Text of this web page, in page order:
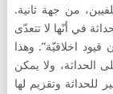
من جهة ثانية.
في أنّها لا تتعدّى
اخلاقيّة”. وهذا
الحداثة، ولا يمكن
وتقزيم لها